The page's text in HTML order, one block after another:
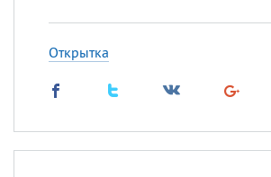
Открытка